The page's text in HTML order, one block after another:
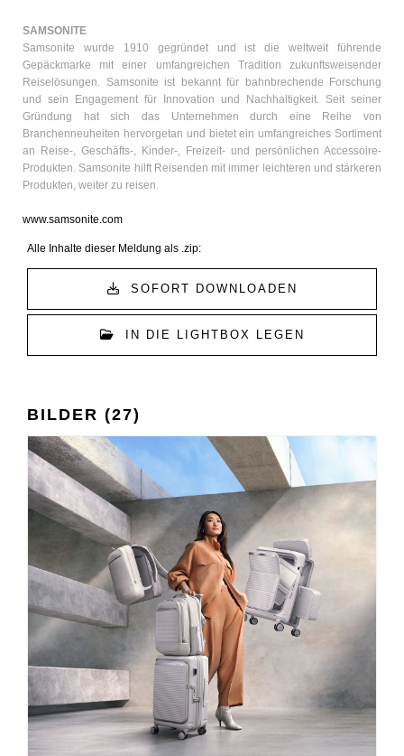
SAMSONITE
Samsonite wurde 1910 gegründet und ist die weltweit führende
Gepäckmarke mit einer umfangreichen Tradition zukunftsweisender
Reiselösungen. Samsonite ist bekannt für bahnbrechende Forschung
und sein Engagement für Innovation und Nachhaltigkeit. Seit seiner
Gründung hat sich das Unternehmen durch eine Reihe von
Branchenneuheiten hervorgetan und bietet ein umfangreiches Sortiment
an Reise-, Geschäfts-, Kinder-, Freizeit- und persönlichen Accessoire-
Produkten. Samsonite hilft Reisenden mit immer leichteren und stärkeren
Produkten, weiter zu reisen.
www.samsonite.com
Alle Inhalte dieser Meldung als .zip:
SOFORT DOWNLOADEN
IN DIE LIGHTBOX LEGEN
BILDER (27)